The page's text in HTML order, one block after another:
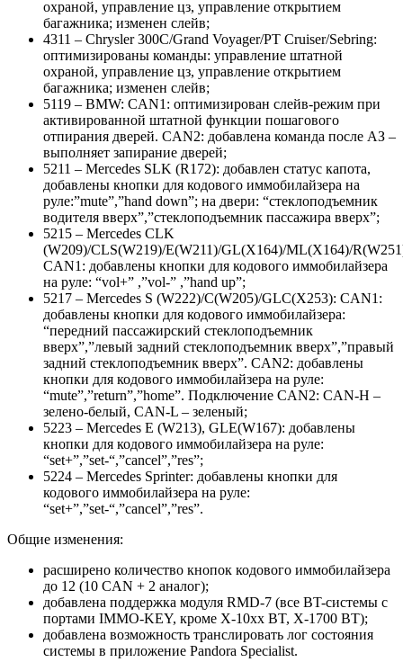
охраной, управление цз, управление открытием
багажника; изменен слейв;
4311 – Chrysler 300C/Grand Voyager/PT Cruiser/Sebring:
оптимизированы команды: управление штатной
охраной, управление цз, управление открытием
багажника; изменен слейв;
5119 – BMW: CAN1: оптимизирован слейв-режим при
активированной штатной функции пошагового
отпирания дверей. CAN2: добавлена команда после АЗ –
выполняет запирание дверей;
5211 – Mercedes SLK (R172): добавлен статус капота,
добавлены кнопки для кодового иммобилайзера на
руле:”mute”,”hand down”; на двери: “стеклоподъемник
водителя вверх”,”стеклоподъемник пассажира вверх”;
5215 – Mercedes CLK
(W209)/CLS(W219)/E(W211)/GL(X164)/ML(X164)/
CAN1: добавлены кнопки для кодового иммобилайзера
на руле: “vol+” ,”vol-” ,”hand up”;
5217 – Mercedes S (W222)/C(W205)/GLC(X253): CAN1:
добавлены кнопки для кодового иммобилайзера:
“передний пассажирский стеклоподъемник
вверх”,”левый задний стеклоподъемник вверх”,”правый
задний стеклоподъемник вверх”. CAN2: добавлены
кнопки для кодового иммобилайзера на руле:
“mute”,”return”,”home”. Подключение CAN2: CAN-H –
зелено-белый, CAN-L – зеленый;
5223 – Mercedes E (W213), GLE(W167): добавлены
кнопки для кодового иммобилайзера на руле:
“set+”,”set-“,”cancel”,”res”;
5224 – Mercedes Sprinter: добавлены кнопки для
кодового иммобилайзера на руле:
“set+”,”set-“,”cancel”,”res”.
Общие изменения:
расширено количество кнопок кодового иммобилайзера
до 12 (10 CAN + 2 аналог);
добавлена поддержка модуля RMD-7 (все BT-системы с
портами IMMO-KEY, кроме X-10xx BT, X-1700 BT);
добавлена возможность транслировать лог состояния
системы в приложение Pandora Specialist.